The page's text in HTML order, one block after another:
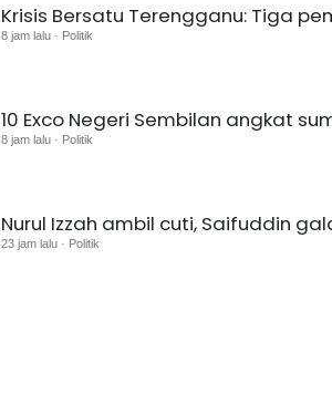
Krisis Bersatu Terengganu: Tiga
8 jam lalu · Politik
10 Exco Negeri Sembilan angkat
8 jam lalu · Politik
Nurul Izzah ambil cuti, Saifuddin
23 jam lalu · Politik